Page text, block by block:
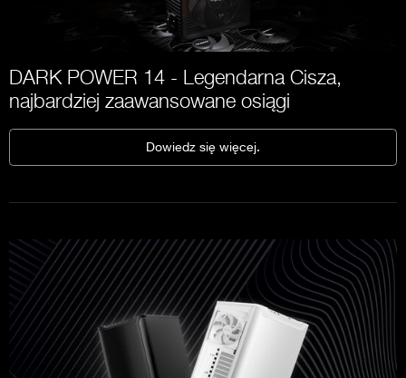
DARK POWER 14 - Legendarna Cisza,
najbardziej zaawansowane osiągi
Dowiedz się więcej.